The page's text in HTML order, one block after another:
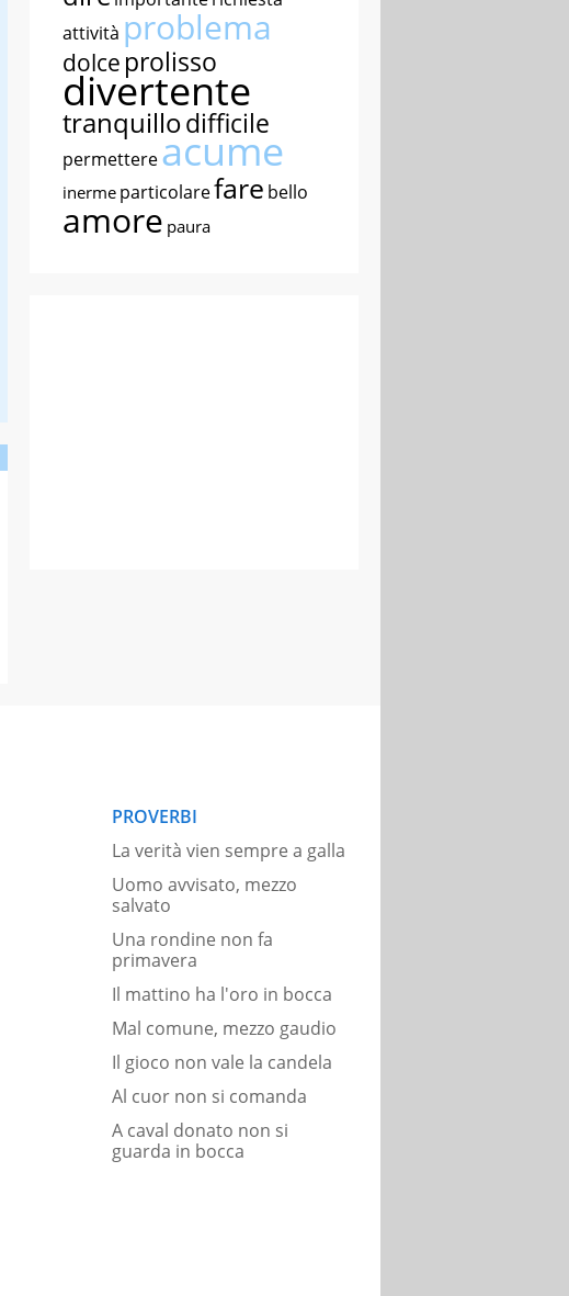
attività problema
dolce prolisso
divertente
tranquillodifficile
permettereacume
inerme particolarefare bello
amore paura
PROVERBI
La verità vien sempre a galla
Uomo avvisato, mezzo
salvato
Una rondine non fa
primavera
Il mattino ha l'oro in bocca
Mal comune, mezzo gaudio
Il gioco non vale la candela
Al cuor non si comanda
A caval donato non si
guarda in bocca